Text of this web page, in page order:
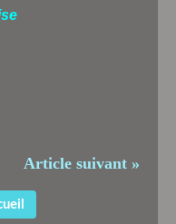
Article suivant »